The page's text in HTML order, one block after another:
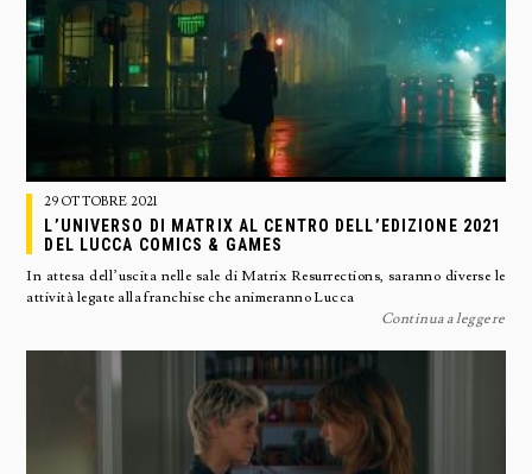
29 OTTOBRE 2021
L’UNIVERSO DI MATRIX AL CENTRO DELL’EDIZIONE 2021
DEL LUCCA COMICS & GAMES
In attesa dell’uscita nelle sale di Matrix Resurrections, saranno diverse le
attività legate alla franchise che animeranno Lucca
Continua a leggere